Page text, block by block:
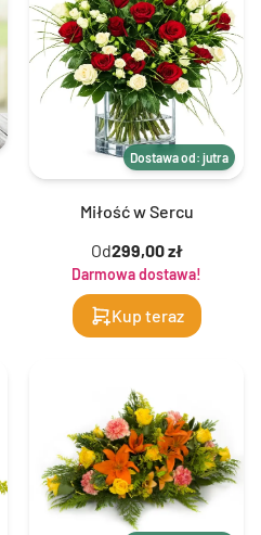
Dostawa od: jutra
Miłość w Sercu
Od299,00 zł
Darmowa dostawa!
Kup teraz